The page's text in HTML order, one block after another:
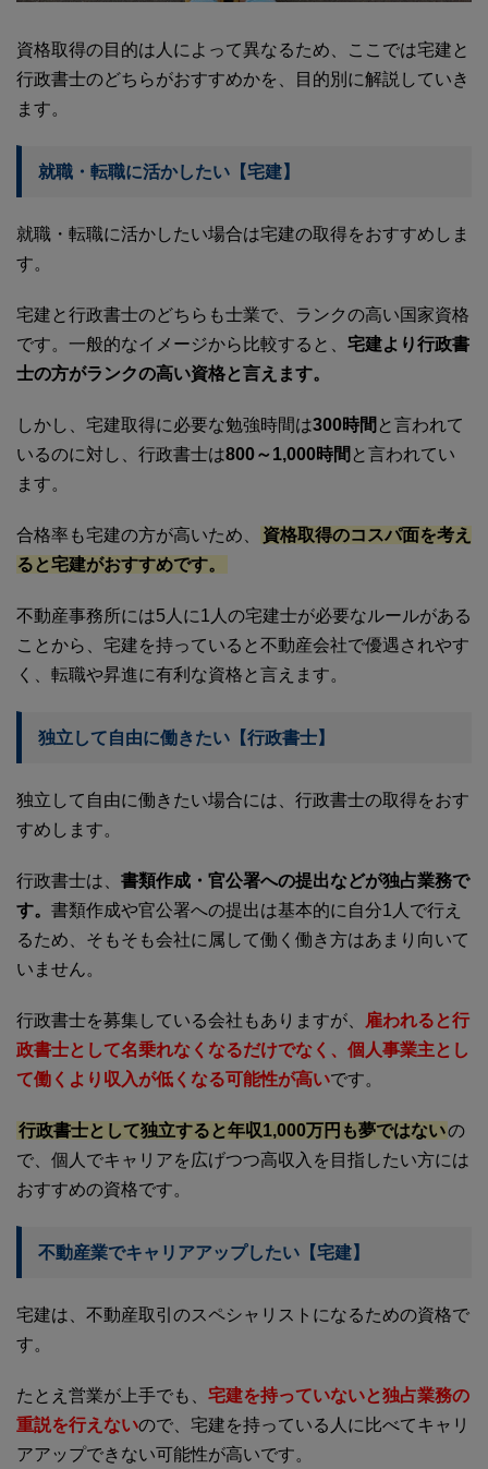
資格取得の目的は人によって異なるため、ここでは宅建と
行政書士のどちらがおすすめかを、目的別に解説していき
ます。
就職・転職に活かしたい【宅建】
就職・転職に活かしたい場合は宅建の取得をおすすめしま
す。
宅建と行政書士のどちらも士業で、ランクの高い国家資格
です。一般的なイメージから比較すると、 宅建より行政書
士の方がランクの高い資格と言えます。
しかし、宅建取得に必要な勉強時間は300時間 と言われて
いるのに対し、行政書士は800～1,000時間 と言われてい
ます。
合格率も宅建の方が高いため、
資格取得のコスパ面を考え
ると宅建がおすすめです。
不動産事務所には5人に1人の宅建士が必要なルールがある
ことから、宅建を持っていると不動産会社で優遇されやす
く、転職や昇進に有利な資格と言えます。
独立して自由に働きたい【行政書士】
独立して自由に働きたい場合には、行政書士の取得をおす
すめします。
行政書士は、 書類作成・官公署への提出などが独占業務で
す。 書類作成や官公署への提出は基本的に自分1人で行え
るため、そもそも会社に属して働く働き方はあまり向いて
いません。
行政書士を募集している会社もありますが、
雇われると行
政書士として名乗れなくなるだけでなく、個人事業主とし
て働くより収入が低くなる可能性が高いです。
行政書士として独立すると年収1,000万円も夢ではないの
で、個人でキャリアを広げつつ高収入を目指したい方には
おすすめの資格です。
不動産業でキャリアアップしたい【宅建】
宅建は、不動産取引のスペシャリストになるための資格で
す。
たとえ営業が上手でも、 宅建を持っていないと独占業務の
重説を行えないので、宅建を持っている人に比べてキャリ
アアップできない可能性が高いです。